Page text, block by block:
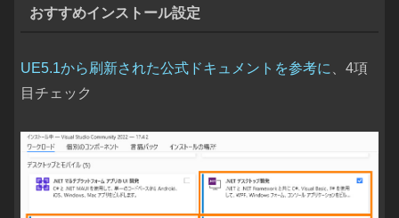
おすすめインストール設定
UE5.1から刷新された公式ドキュメントを参考に
、4項
目チェック